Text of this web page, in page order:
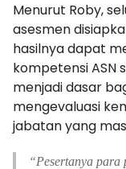
Menurut Roby,
asesmen
hasilnya dapat
kompetensi ASN
menjadi dasar
mengevaluasi
jabatan yang
“Pesertanya